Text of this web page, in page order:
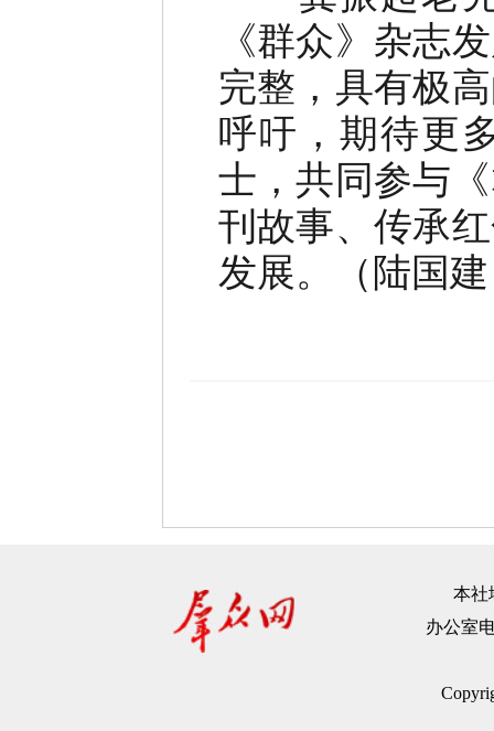
《群众》杂志
完整，具有极
呼吁，期待更
士，共同参与
刊故事、传承
发展。（陆国
本社
办公室